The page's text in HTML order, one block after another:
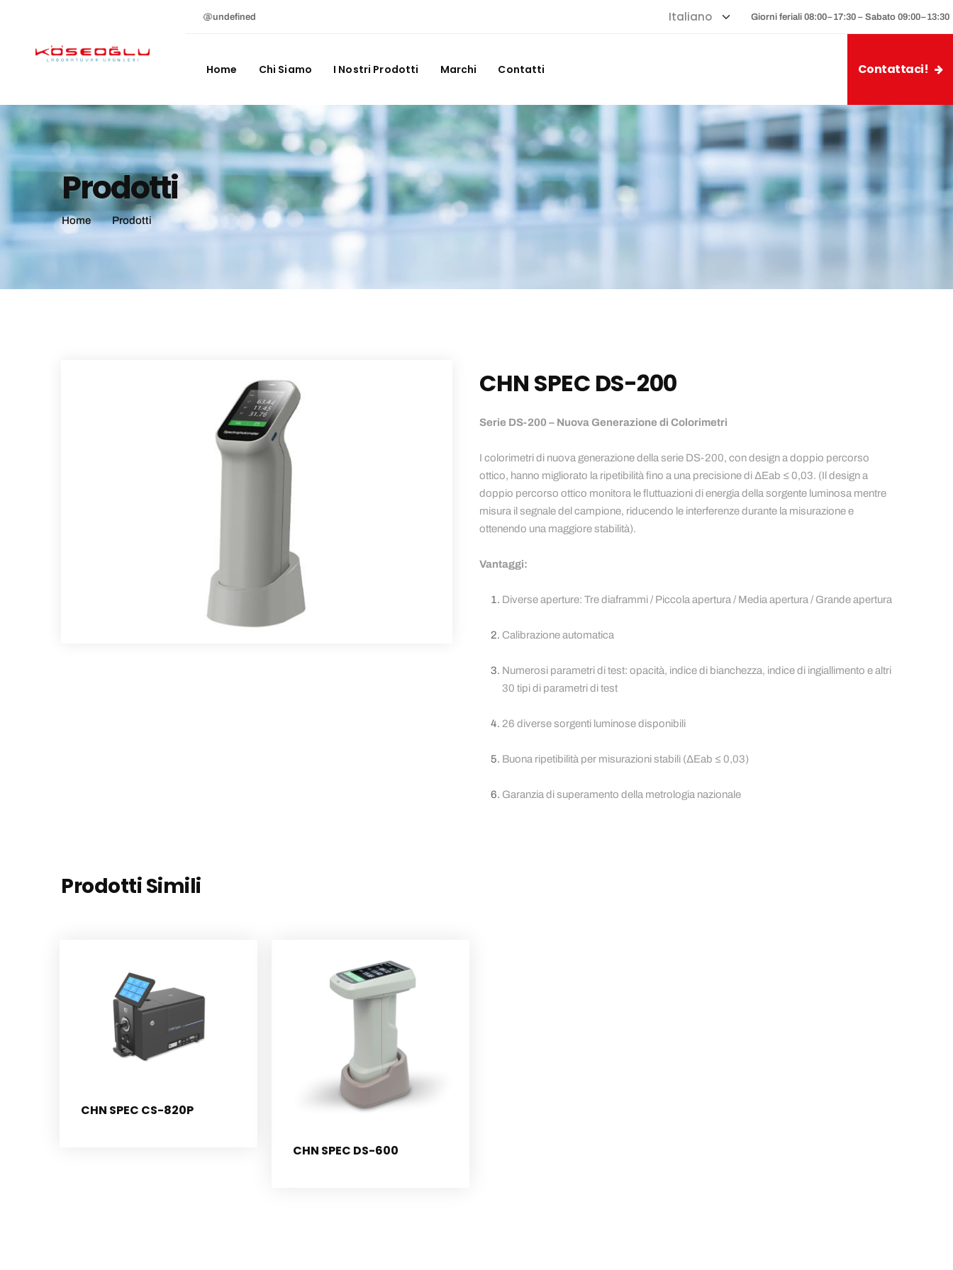
undefined Giorni feriali 08:00–17:30 – Sabato 09:00–13:30
Home Chi Siamo I Nostri Prodotti Marchi Contatti Contattaci!
Prodotti
Home Prodotti
CHN SPEC DS-200
Serie DS-200 – Nuova Generazione di Colorimetri
I colorimetri di nuova generazione della serie DS-200, con design a doppio percorso
ottico, hanno migliorato la ripetibilità fino a una precisione di ΔEab ≤ 0,03. (Il design a
doppio percorso ottico monitora le fluttuazioni di energia della sorgente luminosa mentre
misura il segnale del campione, riducendo le interferenze durante la misurazione e
ottenendo una maggiore stabilità).
Vantaggi:
Diverse aperture: Tre diaframmi / Piccola apertura / Media apertura / Grande apertura
Calibrazione automatica
Numerosi parametri di test: opacità, indice di bianchezza, indice di ingiallimento e altri
30 tipi di parametri di test
26 diverse sorgenti luminose disponibili
Buona ripetibilità per misurazioni stabili (ΔEab ≤ 0,03)
Garanzia di superamento della metrologia nazionale
Prodotti Simili
CHN SPEC CS-820P
CHN SPEC DS-600